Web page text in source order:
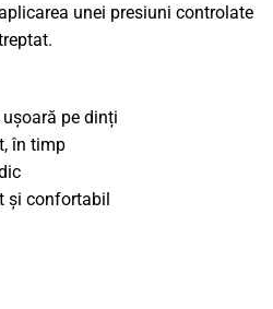
unei presiuni controlate
pe dinți
în timp
și confortabil